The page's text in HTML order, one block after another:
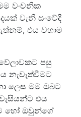
වංචනික
වැනි සංවේදී
එය වහාම
පසු
නැවැත්වීමට
ලෙස මම ඔබට
එය
හෝ ඔවුන්ගේ